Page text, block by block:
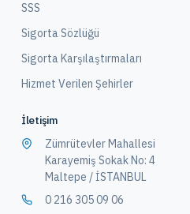
SSS
Sigorta Sözlüğü
Sigorta Karşılaştırmaları
Hizmet Verilen Şehirler
İletişim
Zümrütevler Mahallesi
Karayemiş Sokak No: 4
Maltepe / İSTANBUL
0 216 305 09 06